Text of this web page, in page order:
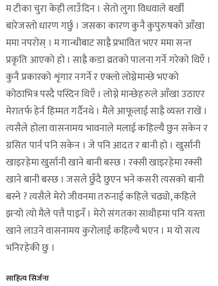
म टीका चुरा केही लाउँदिन । सेतो लुगा विधवाले बर्खी
बारेजस्तो धारण गर्छु । जसका कारण कुनै कुपुरुषको आँखा
ममा नपरोस् । म गान्धीबाट साह्रै प्रभावित भएर ममा सन्त
प्रकृति आएको हो । साह्रै कडा व्रतको पालना गर्ने गरेको थिएँ ।
कुनै प्रकारको शृंगार नगर्ने र एक्लो लोग्नेमान्छे भएको
कोठाभित्र पस्दै पस्दिन थिएँ । लोग्ने मान्छेहरुले आँखा उठाएर
मेरातर्फ हेर्न हिम्मत गर्दैनथे । मैले आफूलाई साह्रै व्यस्त राखें ।
त्यसैले होला वासनामय भावनाले मलाई कहिल्यै छुन सकेन र
ग्रसित पार्न पनि सकेन । जे पनि आदत र बानी हो । खुर्सानी
खाइरहेमा खुर्सानी खाने बानी बस्छ । रक्सी खाइरहेमा रक्सी
खाने बानी बस्छ । जसले छुँदै छुएन भने कसरी त्यसको बानी
बस्ने ? त्यसैले मेरो जीवनमा तरुनाई कहिले चढ्यो, कहिले
झर्‍यो त्यो मैले पत्तै पाइनँ । मेरो संगतका साथीहमा पनि यस्ता
खाने लाउने वासनामय कुरोलाई कहिल्यै भएन । म यो सत्य
भनिरहेकी छु ।
साहित्य सिर्जना